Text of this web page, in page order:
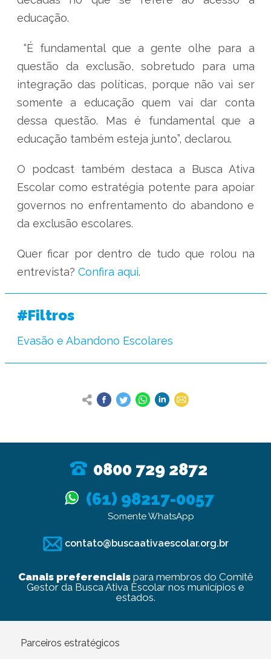
educação.
“É fundamental que a gente olhe para a
questão da exclusão, sobretudo para uma
integração das políticas, porque não vai ser
somente a educação quem vai dar conta
dessa questão. Mas é fundamental que a
educação também esteja junto”, declarou.
O podcast também destaca a Busca Ativa
Escolar como estratégia potente para apoiar
governos no enfrentamento do abandono e
da exclusão escolares.
Quer ficar por dentro de tudo que rolou na
entrevista? Confira aqui.
#Filtros
Evasão e Abandono Escolares
0800 729 2872
(61) 98217-0057
Somente WhatsApp
contato@buscaativaescolar.org.br
Canais preferenciaispara membros do Comitê
Gestor da Busca Ativa Escolar nos municípios e
estados.
Parceiros estratégicos